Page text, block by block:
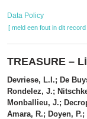
gaan
Data Policy
[ meld een fout in dit record
TREASURE –
Devriese, L.I.; De
Rondelez, J.;
Monballieu, J.;
Amara, R.; Doyen,